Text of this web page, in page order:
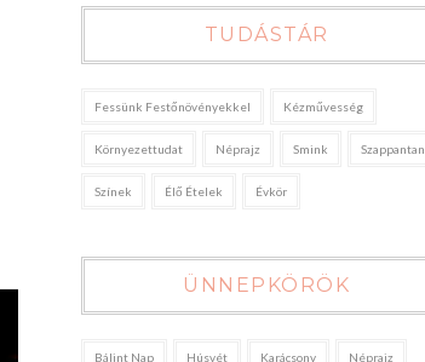
TUDÁSTÁR
Fessünk Festőnövényekkel Kézművesség
Környezettudat Néprajz Smink Szappantan
Színek Élő Ételek Évkör
ÜNNEPKÖRÖK
Bálint Nap Húsvét Karácsony Néprajz